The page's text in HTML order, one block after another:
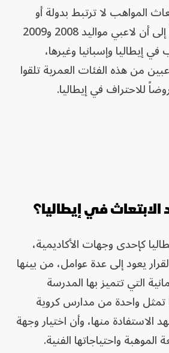
المواهب لا ترتبط بدولة أو
وجهة واحدة، مشيراً إلى أن لاعبي مواليد 2008 و2009
إيطاليا وإسبانيا وغيرها،
من هذه الفئات العمرية تلقوا
للاحتراف في إيطاليا.
الابتعاث في إيطاليا؟
كإحدى وجهات الأكاديمية،
يعود إلى عدة عوامل، من بينها
التي تتميز بها المدرسة
تمثل واحدة من مدارس كروية
منها، وأن اختيار وجهة
واحتياجاتها الفنية.